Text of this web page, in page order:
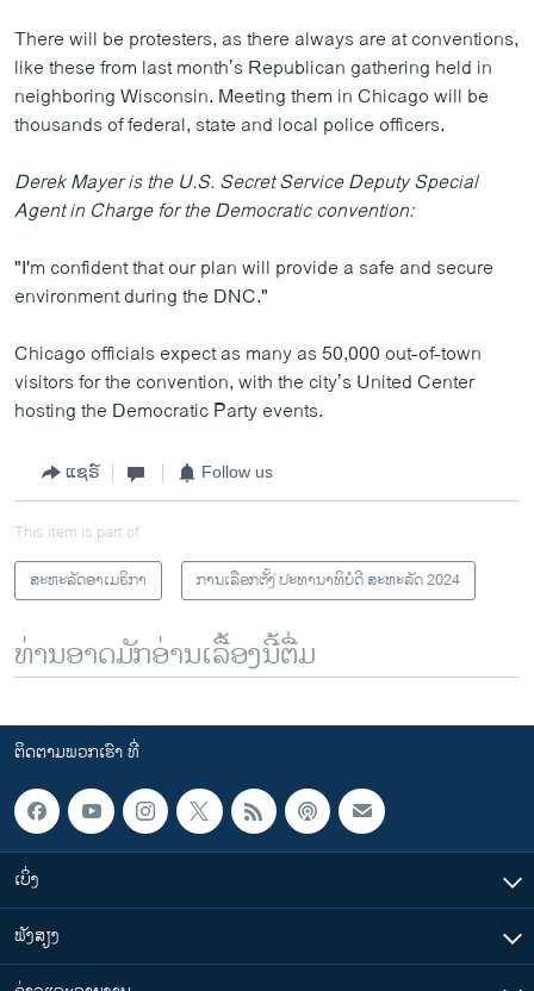
There will be protesters, as there always are at conventions,
like these from last month’s Republican gathering held in
neighboring Wisconsin. Meeting them in Chicago will be
thousands of federal, state and local police officers.
Derek Mayer is the U.S. Secret Service Deputy Special
Agent in Charge for the Democratic convention:
"I'm confident that our plan will provide a safe and secure
environment during the DNC."
Chicago officials expect as many as 50,000 out-of-town
visitors for the convention, with the city’s United Center
hosting the Democratic Party events.
ແຊຣ໌ Follow us
This item is part of
ສະຫະລັດອາເມຣິກາ
ການເລືອກຕັ້ງ ປະທານາທິບໍດີ ສະຫະລັດ 2024
ທ່ານອາດມັກອ່ານເລື້ອງນີ້ຕື່ມ
ຕິດຕາມພວກເຮົາ ທີ່
ເບິ່ງ
ຟັງສຽງ